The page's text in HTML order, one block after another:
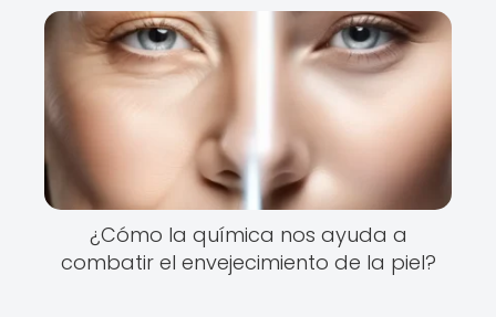
¿Cómo la química nos ayuda a
combatir el envejecimiento de la piel?